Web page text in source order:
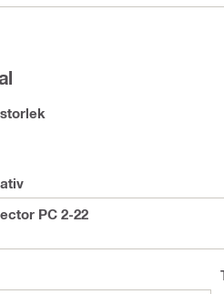
PC 2-22